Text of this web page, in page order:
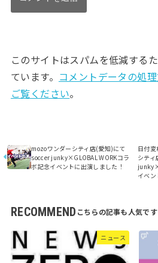
このサイトはスパムを低減する
ています。 コメントデータの処
ご覧ください。
mozoワンダーシティ店(愛知)にて
soccer junky×GLOBAL WORKコラ
ボ記念イベントに出演しました！
日付
シテ
イベン
RECOMMEND
ニュース